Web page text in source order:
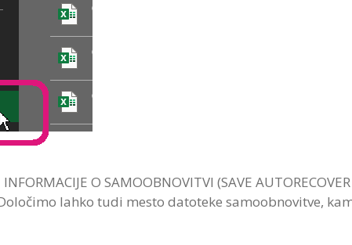
O SAMOOBNOVITVI (SAVE AUTORECOVER
lahko tudi mesto datoteke samoobnovitve,